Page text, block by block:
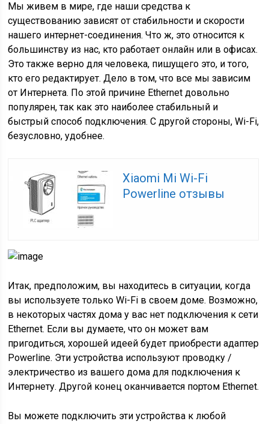
Мы живем в мире, где наши средства к
существованию зависят от стабильности и скорости
нашего интернет-соединения. Что ж, это относится к
большинству из нас, кто работает онлайн или в офисах.
Это также верно для человека, пишущего это, и того,
кто его редактирует. Дело в том, что все мы зависим
от Интернета. По этой причине Ethernet довольно
популярен, так как это наиболее стабильный и
быстрый способ подключения. С другой стороны, Wi-Fi,
безусловно, удобнее.
Xiaomi Mi Wi-Fi
Powerline отзывы
Итак, предположим, вы находитесь в ситуации, когда
вы используете только Wi-Fi в своем доме. Возможно,
в некоторых частях дома у вас нет подключения к сети
Ethernet. Если вы думаете, что он может вам
пригодиться, хорошей идеей будет приобрести адаптер
Powerline. Эти устройства используют проводку /
электричество из вашего дома для подключения к
Интернету. Другой конец оканчивается портом Ethernet.
Вы можете подключить эти устройства к любой